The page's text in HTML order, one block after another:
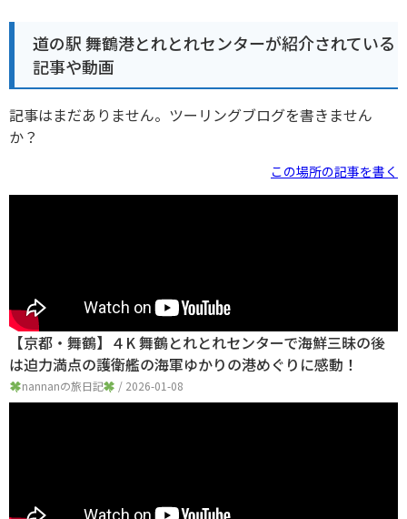
道の駅 舞鶴港とれとれセンターが紹介されている
記事や動画
記事はまだありません。ツーリングブログを書きません
か？
この場所の記事を書く
【京都・舞鶴】４K 舞鶴とれとれセンターで海鮮三昧の後
は迫力満点の護衛艦の海軍ゆかりの港めぐりに感動！
nannanの旅日記 / 2026-01-08